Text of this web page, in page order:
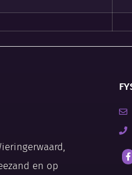
en op